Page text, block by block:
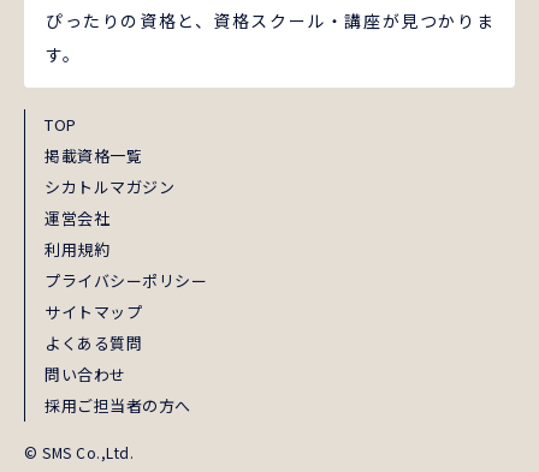
ぴったりの資格と、資格スクール・講座が見つかりま
す。
TOP
掲載資格一覧
シカトルマガジン
運営会社
利用規約
プライバシーポリシー
サイトマップ
よくある質問
問い合わせ
採用ご担当者の方へ
© SMS Co.,Ltd.